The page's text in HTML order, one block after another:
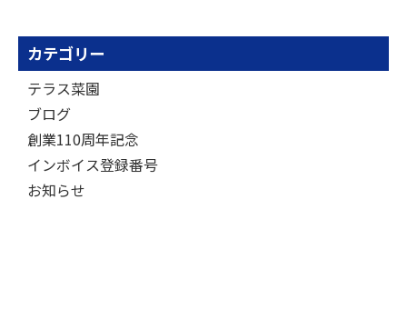
カテゴリー
テラス菜園
ブログ
創業110周年記念
インボイス登録番号
お知らせ